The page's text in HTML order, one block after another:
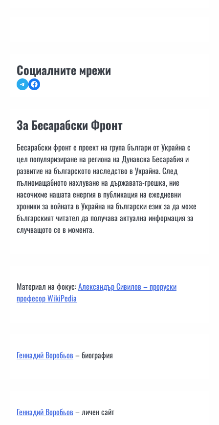
Социалните мрежи
TelegramFacebook
За Бесарабски Фронт
Бесарабски фронт е проект на група българи от Украйна с
цел популяризиране на региона на Дунавска Бесарабия и
развитие на българското наследство в Украйна. След
пълномащабното нахлуване на държавата-грешка, ние
насочихме нашата енергия в публикация на ежедневни
хроники за войната в Украйна на български език за да може
българският читател да получава актуална информация за
случващото се в момента.
Материал на фокус:Александър Сивилов – проруски
професор WikiPedia
Геннадий Воробьов– биография
Геннадий Воробьов– личен сайт